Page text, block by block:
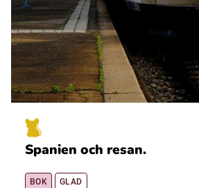
Spanien och resan.
BOK GLAD